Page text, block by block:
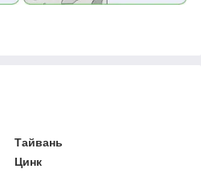
Тайвань
Цинк